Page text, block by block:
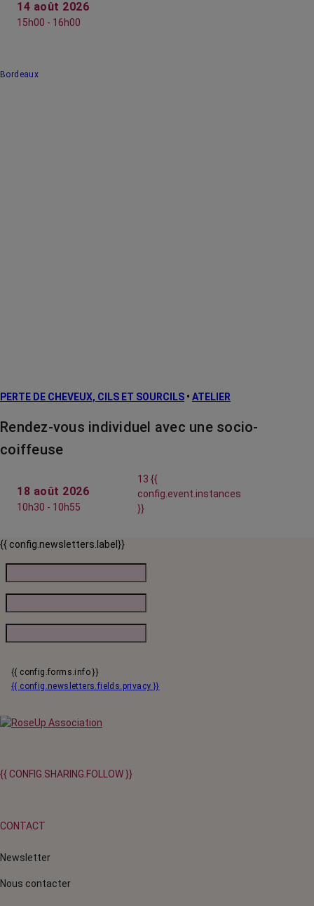
14 août 2026
15h00 - 16h00
Bordeaux
PERTE DE CHEVEUX, CILS ET SOURCILS • ATELIER
Rendez-vous individuel avec une socio-
coiffeuse
18 août 2026
10h30 - 10h55
13 {{
config.event.instances
}}
{{ config.newsletters.label}}
{{ config.forms.info }}
{{ config.newsletters.fields.privacy }}
{{ CONFIG.SHARING.FOLLOW }}
CONTACT
Newsletter
Nous contacter